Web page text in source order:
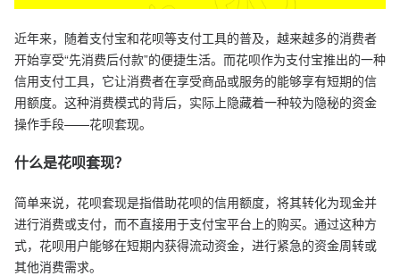
近年来，随着支付宝和花呗等支付工具的普及，越来越多的消费者
开始享受“先消费后付款”的便捷生活。而花呗作为支付宝推出的一种
信用支付工具，它让消费者在享受商品或服务的能够享有短期的信
用额度。这种消费模式的背后，实际上隐藏着一种较为隐秘的资金
操作手段——花呗套现。
什么是花呗套现？
简单来说，花呗套现是指借助花呗的信用额度，将其转化为现金并
进行消费或支付，而不直接用于支付宝平台上的购买。通过这种方
式，花呗用户能够在短期内获得流动资金，进行紧急的资金周转或
其他消费需求。